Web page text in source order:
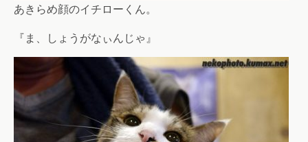
あきらめ顔のイチローくん。
『ま、しょうがなぃんじゃ』